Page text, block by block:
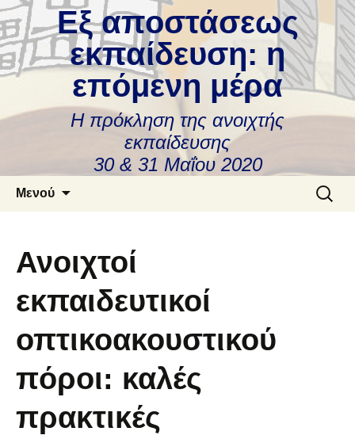
Εξ αποστάσεως
εκπαίδευση: η
επόμενη μέρα
Η πρόκληση της ανοιχτής
εκπαίδευσης
30 & 31 Μαΐου 2020
Μενού
για:
Ανοιχτοί
εκπαιδευτικοί
οπτικοακουστικού
πόροι: καλές
πρακτικές